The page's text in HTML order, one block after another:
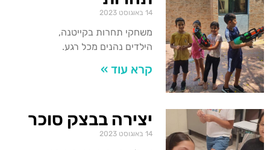
14 באוגוסט 2023
משחקי תחרות בקייטנה,
הילדים נהנים מכל רגע.
קרא עוד »
יצירה בבצק סוכר
14 באוגוסט 2023